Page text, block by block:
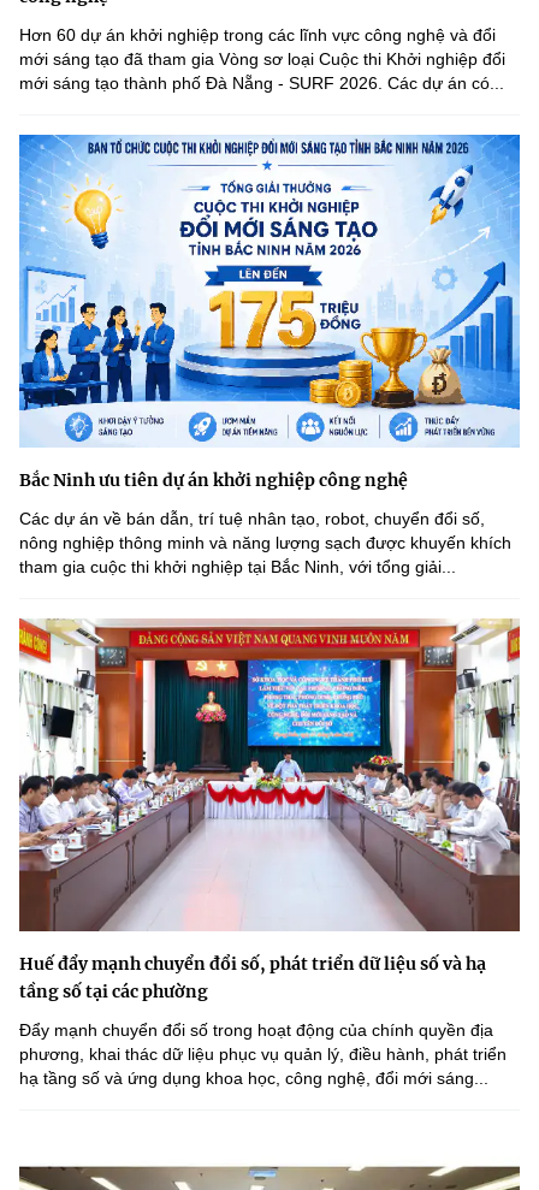
Hơn 60 dự án khởi nghiệp trong các lĩnh vực công nghệ và đổi
mới sáng tạo đã tham gia Vòng sơ loại Cuộc thi Khởi nghiệp đổi
mới sáng tạo thành phố Đà Nẵng - SURF 2026. Các dự án có...
Bắc Ninh ưu tiên dự án khởi nghiệp công nghệ
Các dự án về bán dẫn, trí tuệ nhân tạo, robot, chuyển đổi số,
nông nghiệp thông minh và năng lượng sạch được khuyến khích
tham gia cuộc thi khởi nghiệp tại Bắc Ninh, với tổng giải...
Huế đẩy mạnh chuyển đổi số, phát triển dữ liệu số và hạ
tầng số tại các phường
Đẩy mạnh chuyển đổi số trong hoạt động của chính quyền địa
phương, khai thác dữ liệu phục vụ quản lý, điều hành, phát triển
hạ tầng số và ứng dụng khoa học, công nghệ, đổi mới sáng...